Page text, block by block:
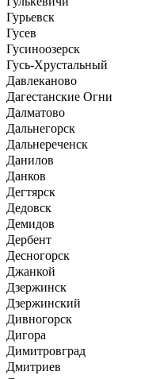
Гурьевск
Гусев
Гусиноозерск
Гусь-Хрустальный
Давлеканово
Дагестанские Огни
Далматово
Дальнегорск
Дальнереченск
Данилов
Данков
Дегтярск
Дедовск
Демидов
Дербент
Десногорск
Джанкой
Дзержинск
Дзержинский
Дивногорск
Дигора
Димитровград
Дмитриев